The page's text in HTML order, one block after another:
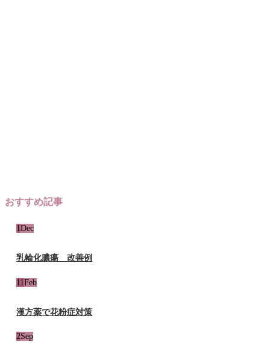
おすすめ記事
1Dec
乳輪化膿瘍 改善例
11Feb
漢方薬で花粉症対策
2Sep